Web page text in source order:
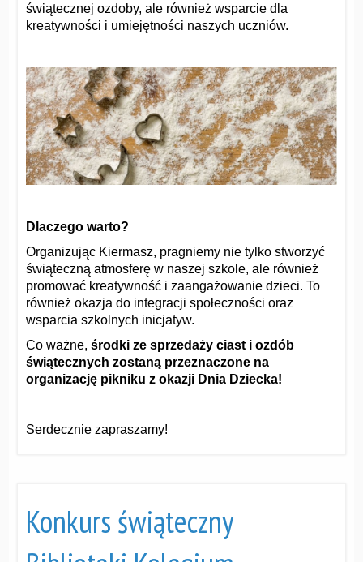
świątecznej ozdoby, ale również wsparcie dla
kreatywności i umiejętności naszych uczniów.
Dlaczego warto?
Organizując Kiermasz, pragniemy nie tylko stworzyć
świąteczną atmosferę w naszej szkole, ale również
promować kreatywność i zaangażowanie dzieci. To
również okazja do integracji społeczności oraz
wsparcia szkolnych inicjatyw.
Co ważne,środki ze sprzedaży ciast i ozdób
świątecznych zostaną przeznaczone na
organizację pikniku z okazji Dnia Dziecka!
Serdecznie zapraszamy!
Konkurs świąteczny